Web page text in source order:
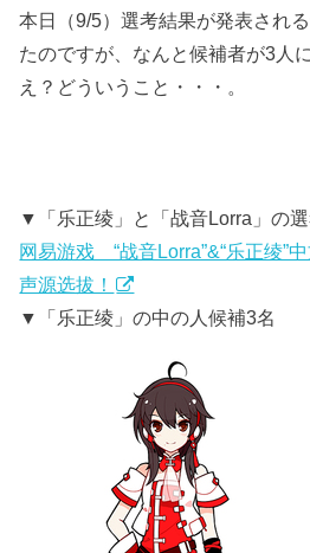
本日（9/5）選考結果が発表され
たのですが、なんと候補者が3人
え？どういうこと・・・。
▼「乐正绫」と「战音Lorra」の
网易游戏 “战音Lorra”&“乐正绫”
声源选拔！
▼「乐正绫」の中の人候補3名